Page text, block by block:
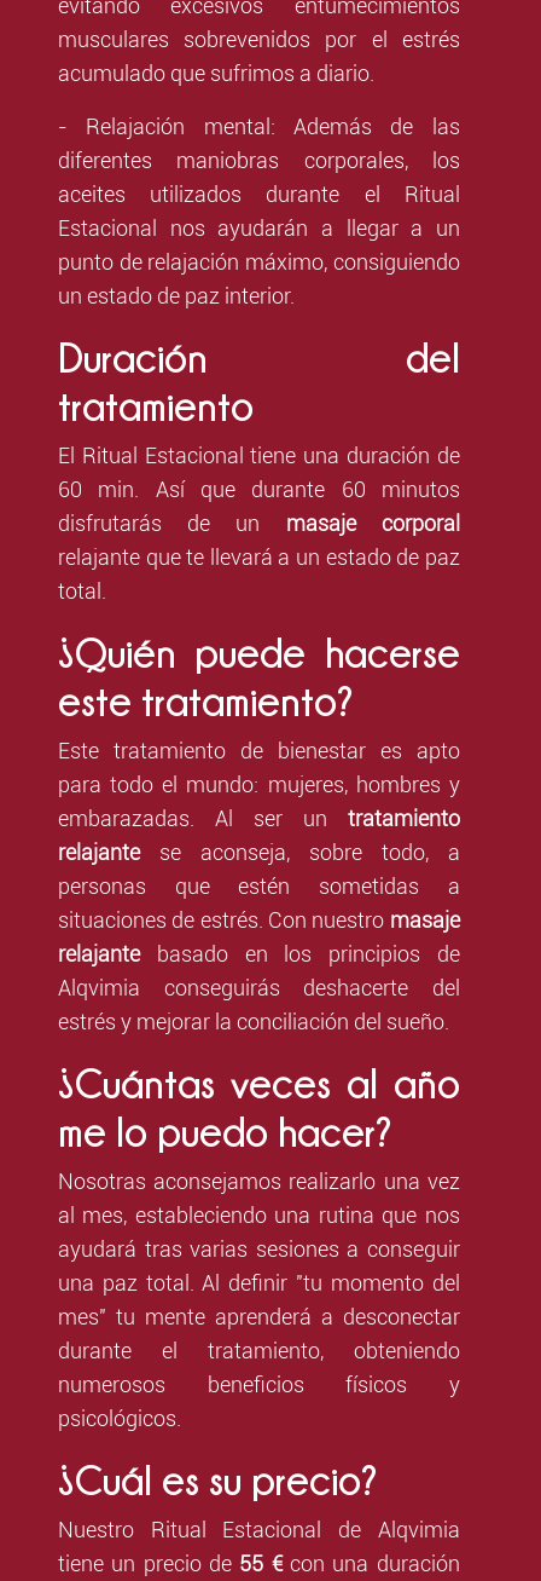
evitando excesivos entumecimientos
musculares sobrevenidos por el estrés
acumulado que sufrimos a diario.
- Relajación mental: Además de las
diferentes maniobras corporales, los
aceites utilizados durante el Ritual
Estacional nos ayudarán a llegar a un
punto de relajación máximo, consiguiendo
un estado de paz interior.
Duración del
tratamiento
El Ritual Estacional tiene una duración de
60 min. Así que durante 60 minutos
disfrutarás de un masaje corporal
relajante que te llevará a un estado de paz
total.
¿Quién puede hacerse
este tratamiento?
Este tratamiento de bienestar es apto
para todo el mundo: mujeres, hombres y
embarazadas. Al ser un tratamiento
relajante se aconseja, sobre todo, a
personas que estén sometidas a
situaciones de estrés. Con nuestro masaje
relajantebasado en los principios de
Alqvimia conseguirás deshacerte del
estrés y mejorar la conciliación del sueño.
¿Cuántas veces al año
me lo puedo hacer?
Nosotras aconsejamos realizarlo una vez
al mes, estableciendo una rutina que nos
ayudará tras varias sesiones a conseguir
una paz total. Al definir "tu momento del
mes" tu mente aprenderá a desconectar
durante el tratamiento, obteniendo
numerosos beneficios físicos y
psicológicos.
¿Cuál es su precio?
Nuestro Ritual Estacional de Alqvimia
tiene un precio de 55 €con una duración